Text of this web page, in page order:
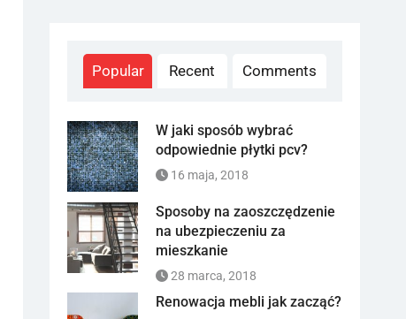
Popular Recent Comments
W jaki sposób wybrać
odpowiednie płytki pcv?
16 maja, 2018
Sposoby na zaoszczędzenie
na ubezpieczeniu za
mieszkanie
28 marca, 2018
Renowacja mebli jak zacząć?